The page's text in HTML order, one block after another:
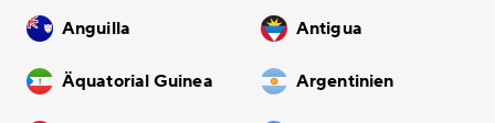
Anguilla Antigua
Äquatorial Guinea Argentinien